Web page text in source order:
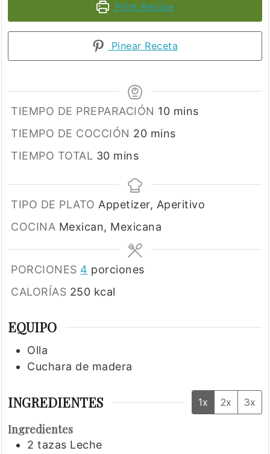
Print Recipe
Pinear Receta
TIEMPO DE PREPARACIÓN 10minutes
mins
TIEMPO DE COCCIÓN 20minutes
mins
TIEMPO TOTAL 30minutes
mins
TIPO DE PLATOAppetizer, Aperitivo
COCINA Mexican, Mexicana
PORCIONES 4 porciones
CALORÍAS 250 kcal
EQUIPO
Olla
Cuchara de madera
INGREDIENTES 1x 2x 3x
Ingredientes
2 tazas Leche